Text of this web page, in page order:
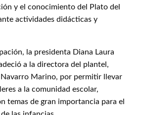
y el conocimiento del Plato del
actividades didácticas y
la presidenta Diana Laura
a la directora del plantel,
Marino, por permitir llevar
a la comunidad escolar,
temas de gran importancia para el